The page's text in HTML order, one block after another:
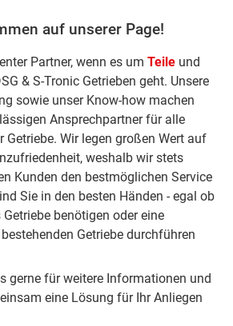
auf unserer Page!
Partner, wenn es um Teile und
& S-Tronic Getrieben geht. Unsere
sowie unser Know-how machen
Ansprechpartner für alle
Getriebe. Wir legen großen Wert auf
weshalb wir stets
Kunden den bestmöglichen Service
Sie in den besten Händen - egal ob
benötigen oder eine
Getriebe durchführen
gerne für weitere Informationen und
eine Lösung für Ihr Anliegen